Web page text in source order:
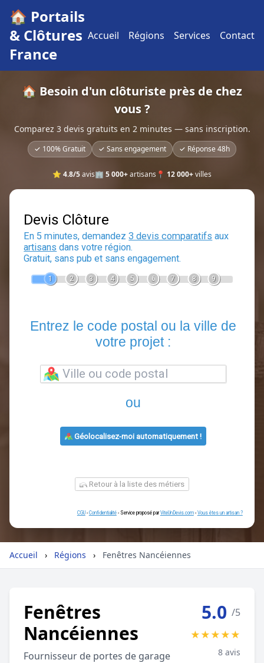
🏠 Portails
& Clôtures
France
Accueil Régions Services Contact
🏠 Besoin d'un clôturiste près de chez
vous ?
Comparez 3 devis gratuits en 2 minutes — sans inscription.
✓ 100% Gratuit ✓ Sans engagement ✓ Réponse 48h
⭐ 4.8/5avis🏢 5 000+artisans 📍 12 000+villes
Devis Clôture
En 5 minutes, demandez3 devis comparatifs
3 4 5
Entrez le code postal ou la
ou
Accueil › Régions › Fenêtres Nancéiennes
Fenêtres
Nancéiennes
Fournisseur de portes de garage
5.0 /5
★★★★★
8 avis